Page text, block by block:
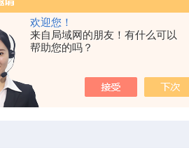
欢迎您！
来自局域网的朋友！有什么可以
帮助您的吗？
当前位置：首页 产品中心